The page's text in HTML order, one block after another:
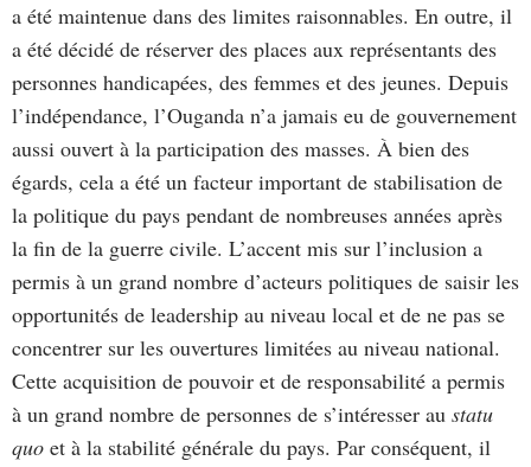
a été maintenue dans des limites raisonnables. En outre, il
a été décidé de réserver des places aux représentants des
personnes handicapées, des femmes et des jeunes. Depuis
l’indépendance, l’Ouganda n’a jamais eu de gouvernement
aussi ouvert à la participation des masses. À bien des
égards, cela a été un facteur important de stabilisation de
la politique du pays pendant de nombreuses années après
la fin de la guerre civile. L’accent mis sur l’inclusion a
permis à un grand nombre d’acteurs politiques de saisir les
opportunités de leadership au niveau local et de ne pas se
concentrer sur les ouvertures limitées au niveau national.
Cette acquisition de pouvoir et de responsabilité a permis
à un grand nombre de personnes de s’intéresser au statu
quo et à la stabilité générale du pays. Par conséquent, il